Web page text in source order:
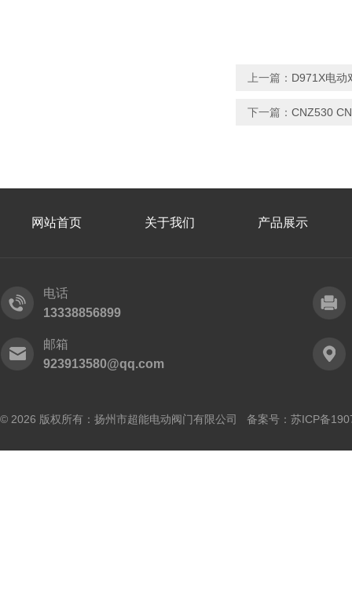
上一篇： D971X电动
下一篇： CNZ530
网站首页 关于我们 产品展示
电话
13338856899
邮箱
923913580@qq.com
© 2026 版权所有：扬州市超能电动阀门有限公司 备案号： 苏ICP备